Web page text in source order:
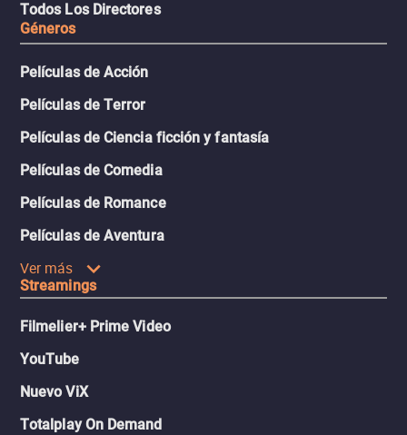
Todos Los Directores
Géneros
Películas de Acción
Películas de Terror
Películas de Ciencia ficción y fantasía
Películas de Comedia
Películas de Romance
Películas de Aventura
Ver más
Streamings
Filmelier+ Prime Video
YouTube
Nuevo ViX
Totalplay On Demand